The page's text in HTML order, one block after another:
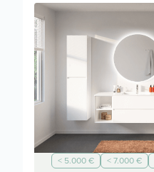
< 5.000 € < 7.000 €